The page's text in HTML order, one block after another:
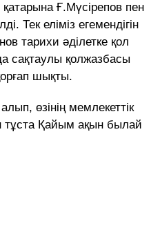
Ғ.Мүсірепов пен
Тек еліміз егемендігін
тарихи әділетке қол
сақтаулы қолжазбасы
шықты.
өзінің мемлекеттік
тұста Қайым ақын былай